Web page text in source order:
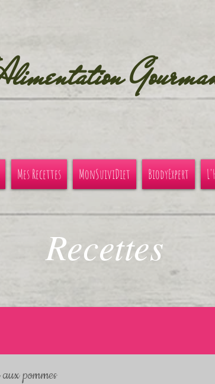
Mes Recettes MonSuiviDiet BiodyExpert
Recettes
pommes